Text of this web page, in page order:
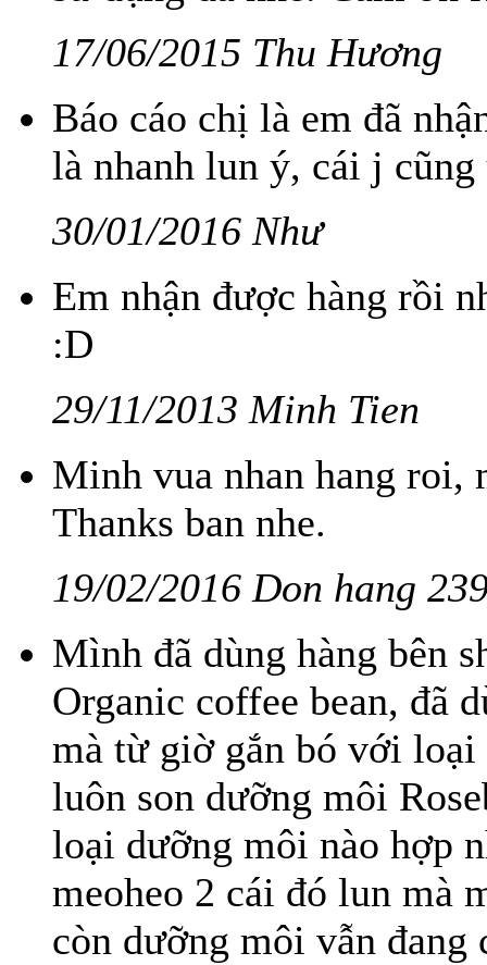
17/06/2015 Thu Hương
Báo cáo chị là em đã
là nhanh lun ý, cái j
30/01/2016 Như
Em nhận được hàng rồi
:D
29/11/2013 Minh Tien
Minh vua nhan hang roi,
Thanks ban nhe.
19/02/2016 Don hang
Mình đã dùng hàng bên
Organic coffee bean, đã
mà từ giờ gắn bó với
luôn son dưỡng môi
loại dưỡng môi nào hợp
meoheo 2 cái đó lun mà
còn dưỡng môi vẫn đang